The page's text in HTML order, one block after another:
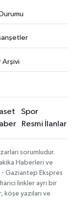
Arşivi
Spor
Resmi İlanlar
sorumludur.
Haberleri ve
Gaziantep Ekspres
linkler ayrı bir
köşe yazıları ve